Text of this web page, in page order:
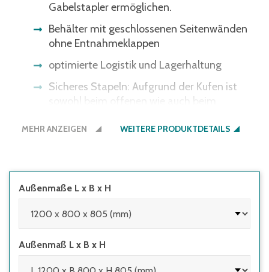
Gabelstapler ermöglichen.
Behälter mit geschlossenen Seitenwänden
ohne Entnahmeklappen
optimierte Logistik und Lagerhaltung
Sicheres Stapeln: Aufgrund der Kufen ist
sowohl beim offenen wie auch beim
passgenaue Stapelung möglich.
Keine Kanten, das Ladegut wird nicht
beschädigt und bleibt unversehrt.
MEHR ANZEIGEN WEITERE PRODUKTDETAILS
Außenmaße L x B x H
Außenmaß L x B x H